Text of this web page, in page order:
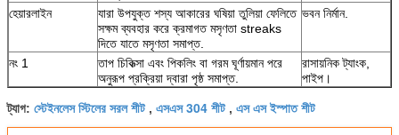
হেয়ারলাইন
যারা উপযুক্ত শস্য আকারের ঘষিয়া তুলিয়া ফেলিতে
সক্ষম ব্যবহার করে ক্রমাগত মসৃণতা streaks
দিতে যাতে মসৃণতা সমাপ্ত.
ভবন নির্মান.
নং 1
তাপ চিকিত্সা এবং পিকলিং বা গরম ঘূর্ণায়মান পরে
অনুরূপ প্রক্রিয়া দ্বারা পৃষ্ঠ সমাপ্ত.
রাসায়নিক ট্যাংক,
পাইপ।
ট্যাগ: স্টেইনলেস স্টিলের সরল শীট, এসএস 304 শীট, এস এস ইস্পাত শীট